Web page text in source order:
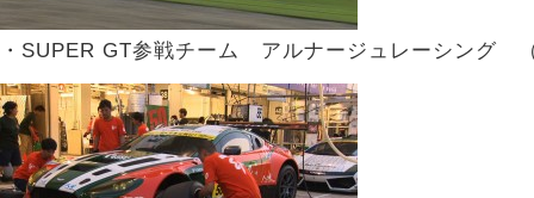
・SUPER GT参戦チーム アルナージュレーシング